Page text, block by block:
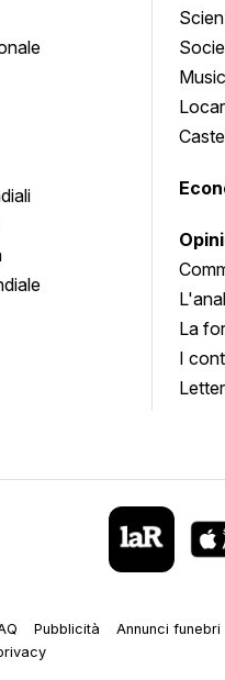
La
I
Pubblicità
Annunci funebri